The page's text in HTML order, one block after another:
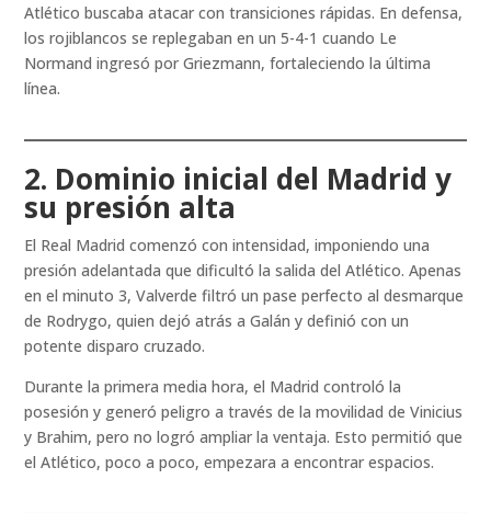
Atlético buscaba atacar con transiciones rápidas. En defensa,
los rojiblancos se replegaban en un 5-4-1 cuando Le
Normand ingresó por Griezmann, fortaleciendo la última
línea.
2. Dominio inicial del Madrid y
su presión alta
El Real Madrid comenzó con intensidad, imponiendo una
presión adelantada que dificultó la salida del Atlético. Apenas
en el minuto 3, Valverde filtró un pase perfecto al desmarque
de Rodrygo, quien dejó atrás a Galán y definió con un
potente disparo cruzado.
Durante la primera media hora, el Madrid controló la
posesión y generó peligro a través de la movilidad de Vinicius
y Brahim, pero no logró ampliar la ventaja. Esto permitió que
el Atlético, poco a poco, empezara a encontrar espacios.